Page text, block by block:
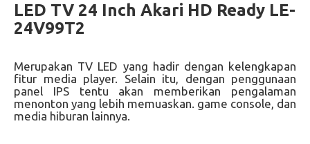
LED TV 24 Inch Akari HD Ready LE-
24V99T2
Merupakan TV LED yang hadir dengan kelengkapan
fitur media player. Selain itu, dengan penggunaan
panel IPS tentu akan memberikan pengalaman
menonton yang lebih memuaskan. game console, dan
media hiburan lainnya.